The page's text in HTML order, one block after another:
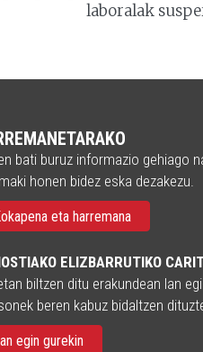
laboralak
bati buruz informazio gehiago
honen bidez eska dezakezu.
eta harremana
ELIZBARRUTIKO
biltzen ditu erakundean lan
beren kabuz bidaltzen
egin gurekin